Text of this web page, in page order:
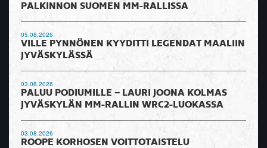
PALKINNON SUOMEN MM-RALLISSA
05.08.2026
VILLE PYNNÖNEN KYYDITTI LEGENDAT MAALIIN
JYVÄSKYLÄSSÄ
03.08.2026
PALUU PODIUMILLE – LAURI JOONA KOLMAS
JYVÄSKYLÄN MM-RALLIN WRC2-LUOKASSA
03.08.2026
ROOPE KORHOSEN VOITTOTAISTELU